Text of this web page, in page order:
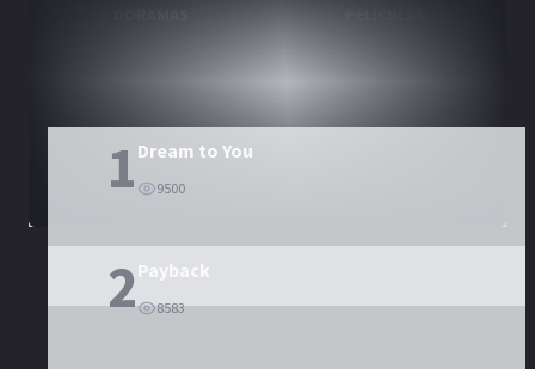
1 Dream to You
9500
2Payback
8583